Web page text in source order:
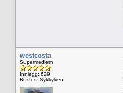
westcosta
Supermedlem
Innlegg: 629
Bosted: Sykkylven